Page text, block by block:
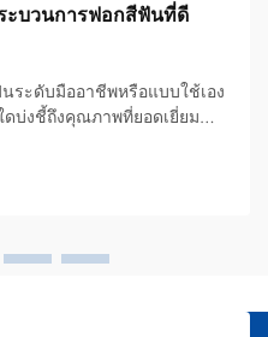
ะบวนการฟอกสีฟันที่ดี
ะดับมืออาชีพหรือแบบใช้เอง
บ่งชี้ถึงคุณภาพที่ยอดเยี่ยม
กระบวนการฟอกสีฟันที่ดีที่สุด
ศาสตร์ที่ได้รับการพิสูจน์